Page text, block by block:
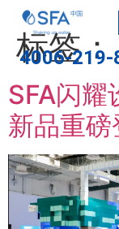
4006-219-
标签
SFA闪
新品重磅